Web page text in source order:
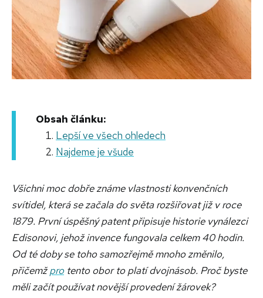
Obsah článku:
Lepší ve všech ohledech
Najdeme je všude
Všichni moc dobře známe vlastnosti konvenčních
svítidel, která se začala do světa rozšiřovat již v roce
1879. První úspěšný patent připisuje historie vynálezci
Edisonovi, jehož invence fungovala celkem 40 hodin.
Od té doby se toho samozřejmě mnoho změnilo,
přičemžprotento obor to platí dvojnásob. Proč byste
měli začít používat novější provedení žárovek?